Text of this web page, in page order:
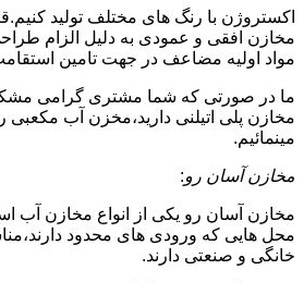
اکستروژن با رنگ های مختلف تولید
مخازن افقی و عمودی به دلیل الزام
مواد اولیه مضاعف در جهت تامین
ما در صورتی که شما مشتری گرامی
مخازن پلی اتیلنی دارید،مخزن آب مکعبی
مینمائیم.
مخازن آسان رو:
مخازن آسان رو یکی از انواع مخازن
محل هایی که ورودی های محدود
خانگی و صنعتی دارند.